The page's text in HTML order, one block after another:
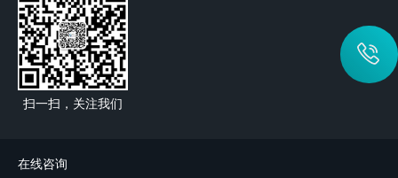
扫一扫，关注我们
在线咨询